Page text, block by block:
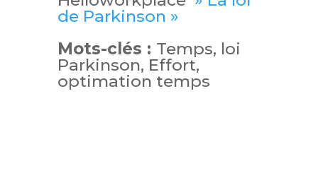
de Parkinson »
Mots-clés : Temps, loi
Parkinson, Effort,
optimation temps